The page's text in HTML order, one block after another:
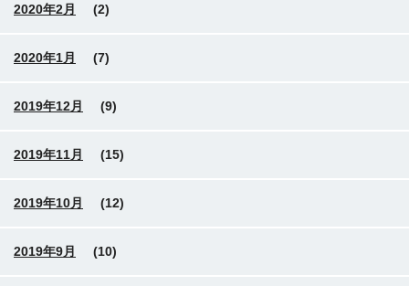
2020年2月 (2)
2020年1月 (7)
2019年12月 (9)
2019年11月 (15)
2019年10月 (12)
2019年9月 (10)